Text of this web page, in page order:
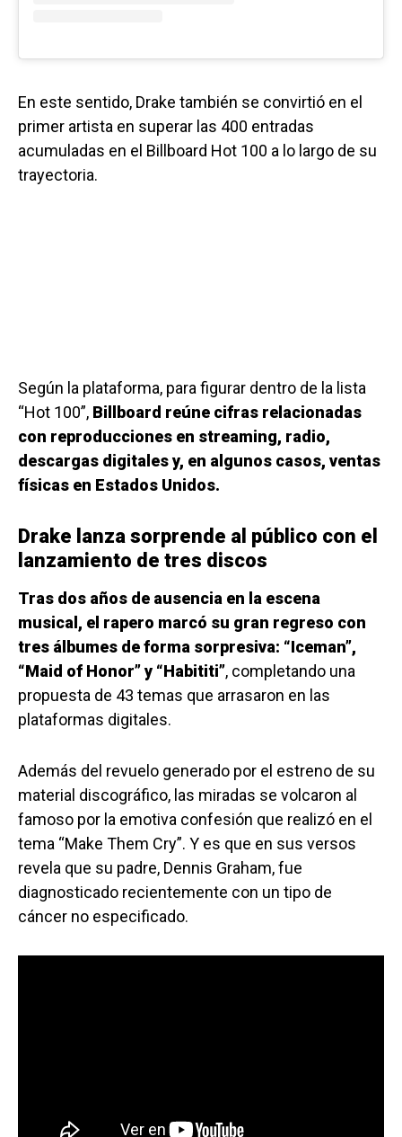
En este sentido, Drake también se convirtió en el
primer artista en superar las 400 entradas
acumuladas en el Billboard Hot 100 a lo largo de su
trayectoria.
Según la plataforma, para figurar dentro de la lista
“Hot 100”, Billboard reúne cifras relacionadas
con reproducciones en streaming, radio,
descargas digitales y, en algunos casos, ventas
físicas en Estados Unidos.
Drake lanza sorprende al público con el
lanzamiento de tres discos
Tras dos años de ausencia en la escena
musical, el rapero marcó su gran regreso con
tres álbumes de forma sorpresiva: “Iceman”,
“Maid of Honor” y “Habititi”, completando una
propuesta de 43 temas que arrasaron en las
plataformas digitales.
Además del revuelo generado por el estreno de su
material discográfico, las miradas se volcaron al
famoso por la emotiva confesión que realizó en el
tema “Make Them Cry”. Y es que en sus versos
revela que su padre, Dennis Graham, fue
diagnosticado recientemente con un tipo de
cáncer no especificado.